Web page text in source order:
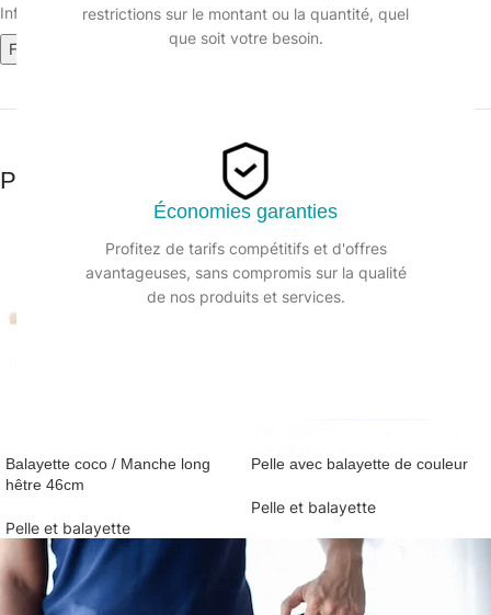
restrictions sur le montant ou la quantité, quel
que soit votre besoin.
Économies garanties
Profitez de tarifs compétitifs et d'offres
avantageuses, sans compromis sur la qualité
de nos produits et services.
Informations sur le produit :
Fiche technique
Produits similaires
Balayette coco / Manche long
hêtre 46cm
Pelle et balayette
Pelle avec balayette de couleur
Pelle et balayette